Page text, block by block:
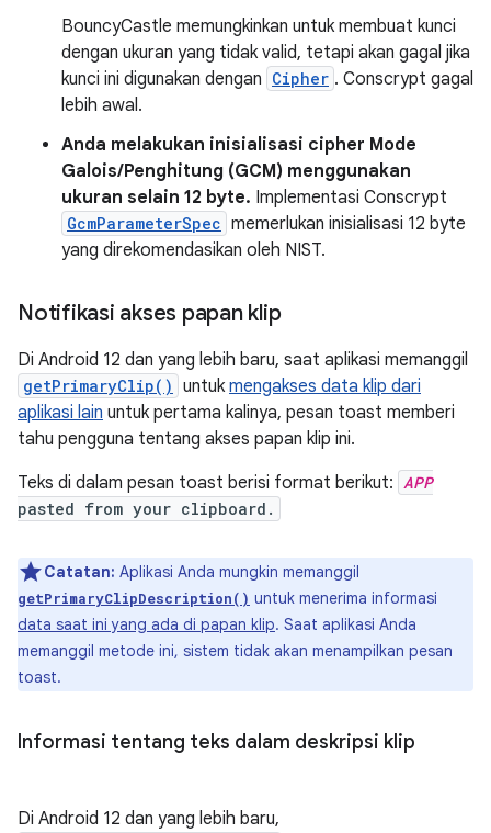
BouncyCastle memungkinkan untuk membuat kunci
dengan ukuran yang tidak valid, tetapi akan gagal jika
kunci ini digunakan dengan Cipher . Conscrypt gagal
lebih awal.
Anda melakukan inisialisasi cipher Mode
Galois/Penghitung (GCM) menggunakan
ukuran selain 12 byte. Implementasi Conscrypt
GcmParameterSpec memerlukan inisialisasi 12 byte
yang direkomendasikan oleh NIST.
Notifikasi akses papan klip
Di Android 12 dan yang lebih baru, saat aplikasi memanggil
getPrimaryClip() untuk mengakses data klip dari
aplikasi lain untuk pertama kalinya, pesan toast memberi
tahu pengguna tentang akses papan klip ini.
Teks di dalam pesan toast berisi format berikut: APP
pasted from your clipboard.
Catatan: Aplikasi Anda mungkin memanggil
getPrimaryClipDescription() untuk menerima informasi
data saat ini yang ada di papan klip. Saat aplikasi Anda
memanggil metode ini, sistem tidak akan menampilkan pesan
toast.
Informasi tentang teks dalam deskripsi klip
Di Android 12 dan yang lebih baru,